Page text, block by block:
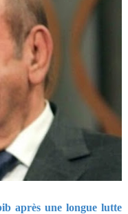
après une longue lutte